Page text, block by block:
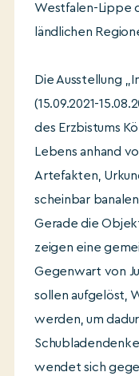
Westfalen-Lippe
ländlichen
Die Ausstellung
(15.09.2021-
des Erzbistums
Lebens anhand
Artefakten,
scheinbar
Gerade die
zeigen eine
Gegenwart von
sollen aufgelöst,
werden, um
wendet sich